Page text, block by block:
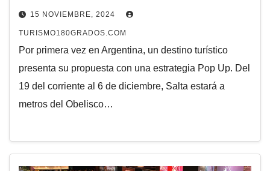
15 NOVIEMBRE, 2024
TURISMO180GRADOS.COM
Por primera vez en Argentina, un destino turístico
presenta su propuesta con una estrategia Pop Up. Del
19 del corriente al 6 de diciembre, Salta estará a
metros del Obelisco…